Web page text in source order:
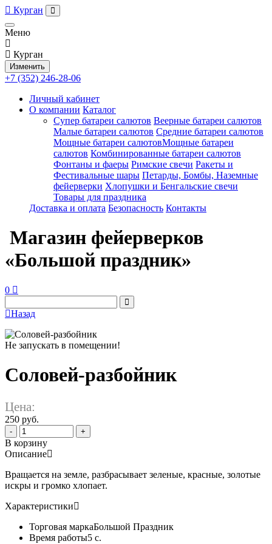
Курган
Меню
Курган
Изменить
+7 (352) 246-28-06
Личный кабинет
О компании Каталог
Супер батареи салютов Веерные батареи салютов
Малые батареи салютов Средние батареи салютов
Мощные батареи салютовМощные батареи
салютов Комбинированные батареи салютов
Фонтаны и фаеры Римские свечи Ракеты и
Фестивальные шары Петарды, Бомбы, Наземные
фейерверки Хлопушки и Бенгальские свечи
Товары для праздника
Доставка и оплата Безопасность Контакты
Магазин фейерверков
«Большой праздник»
0
Назад
Не запускать в помещении!
Соловей-разбойник
Цена:
250 руб.
- +
В корзину
Описание
Вращается на земле, разбрасывает зеленые, красные, золотые
искры и громко хлопает.
Характеристики
Торговая маркаБольшой Праздник
Время работы5 с.